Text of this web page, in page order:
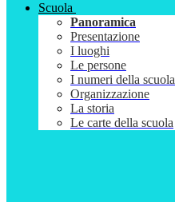
Scuola
Panoramica
Presentazione
I luoghi
Le persone
I numeri della scuola
Organizzazione
La storia
Le carte della scuola